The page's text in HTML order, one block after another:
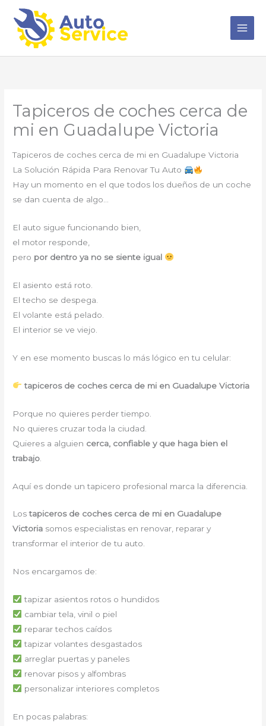
contenido
Tapiceros de coches cerca de
mi en Guadalupe Victoria
Tapiceros de coches cerca de mi en Guadalupe Victoria
La Solución Rápida Para Renovar Tu Auto
Hay un momento en el que todos los dueños de un coche
se dan cuenta de algo…
El auto sigue funcionando bien,
el motor responde,
pero por dentro ya no se siente igual
El asiento está roto.
El techo se despega.
El volante está pelado.
El interior se ve viejo.
Y en ese momento buscas lo más lógico en tu celular:
tapiceros de coches cerca de mi en Guadalupe Victoria
Porque no quieres perder tiempo.
No quieres cruzar toda la ciudad.
Quieres a alguien cerca, confiable y que haga bien el
trabajo
Aquí es donde un tapicero profesional marca la diferencia.
Lostapiceros de coches cerca de mi en Guadalupe
Victoria somos especialistas en renovar, reparar y
transformar el interior de tu auto.
Nos encargamos de:
tapizar asientos rotos o hundidos
cambiar tela, vinil o piel
reparar techos caídos
tapizar volantes desgastados
arreglar puertas y paneles
renovar pisos y alfombras
personalizar interiores completos
En pocas palabras: